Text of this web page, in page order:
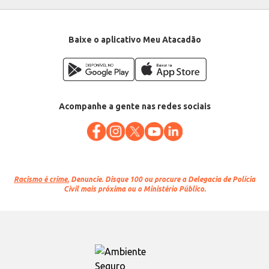
Folhas: 80
Baixe o aplicativo Meu Atacadão
Acompanhe a gente nas redes sociais
Racismo é crime. Denuncie. Disque 100 ou procure a Delegacia de Polícia
Civil mais próxima ou o Ministério Público.